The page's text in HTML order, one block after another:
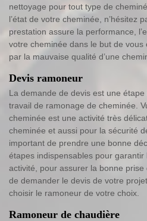
nettoyage pour tout type de
l’état de votre cheminée, n’hésitez
prestation assure la performance,
votre cheminée dans le but de
par la mauvaise qualité d’une
Devis ramoneur
La demande de devis est une
travail de ramonage de cheminée.
cheminée est une activité très
cheminée et aussi pour la sécurité
important de prendre une bonne
étapes indispensables pour
activité, pour assurer la bonne
de demander le devis de votre
choisir le ramoneur de votre choix.
Ramoneur de chaudière